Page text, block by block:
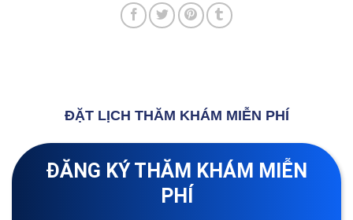
ĐẶT LỊCH THĂM KHÁM MIỄN PHÍ
ĐĂNG KÝ THĂM KHÁM MIỄN
PHÍ